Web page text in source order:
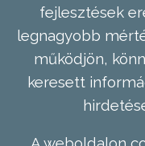
fejlesztések
legnagyobb
működjön,
keresett